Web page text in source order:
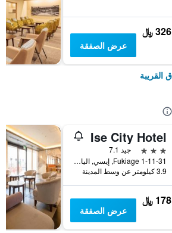
326 ﷼
عرض الصفقة
القريبة
Ise City Hotel
3 نجوم
جيد 7.1
Fukiage 1-11-31, إيسي, اليابان
3.9 كيلومتر عن وسط المدينة
178 ﷼
عرض الصفقة